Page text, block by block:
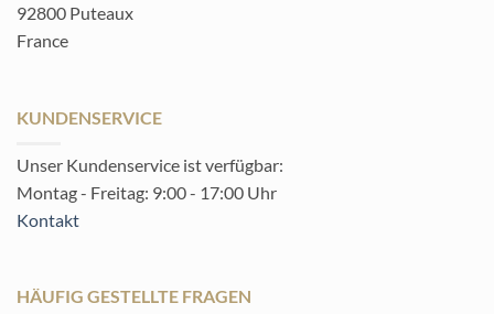
92800 Puteaux
France
KUNDENSERVICE
Unser Kundenservice ist verfügbar:
Montag - Freitag: 9:00 - 17:00 Uhr
Kontakt
HÄUFIG GESTELLTE FRAGEN